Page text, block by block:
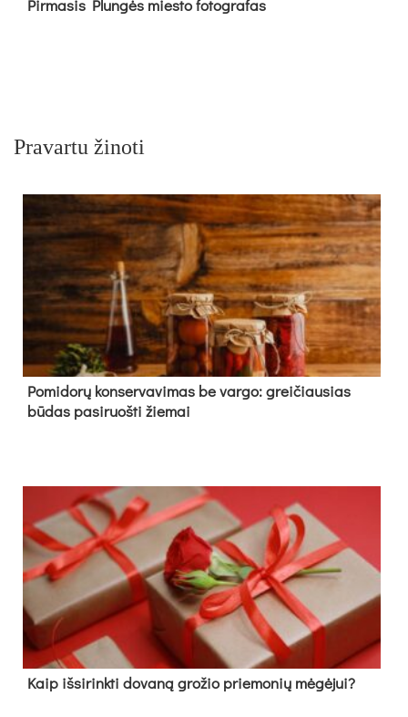
Pir­ma­sis Plun­gės mies­to fo­tog­ra­fas
Pravartu žinoti
Pomidorų konservavimas be vargo: greičiausias
būdas pasiruošti žiemai
Kaip išsirinkti dovaną grožio priemonių mėgėjui?